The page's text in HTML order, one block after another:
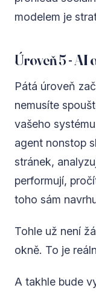
modelem je
Úroveň 5 - AI
Pátá úroveň
nemusíte
vašeho
agent nonstop
stránek,
performují,
toho sám
Tohle už není
okně. To je
A takhle bude